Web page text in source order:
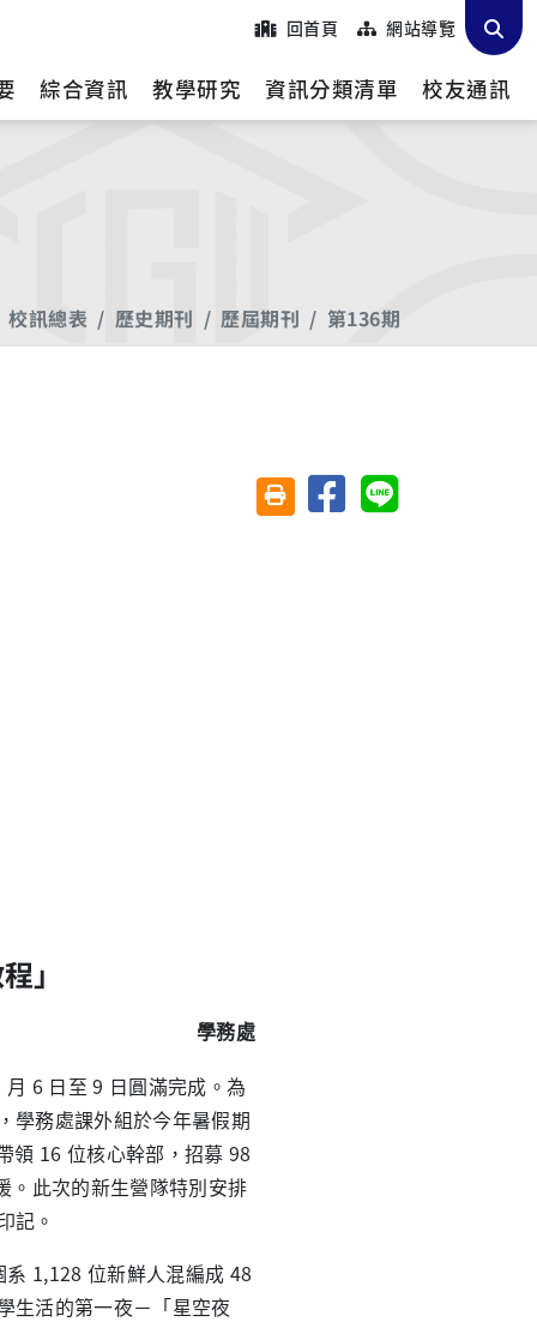
回首頁 網站導覽
綜合資訊 教學研究 資訊分類清單 校友通訊
校訊總表 歷史期刊 歷屆期刊 第136期
友善列印(另開視窗)
分享至臉書分享至 Line
」
學務處
6 日至 9 日圓滿完成。為
學務處課外組於今年暑假期
領 16 位核心幹部，招募 98
。此次的新生營隊特別安排
記。
1,128 位新鮮人混編成 48
生活的第一夜－「星空夜